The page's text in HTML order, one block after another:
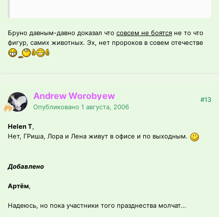
Бруно давным-давно доказал что совсем не боятся не то что
фигур, самих животных. Эх, нет пророков в совем отечестве
Andrew Worobyew
Опубликовано 1 августа, 2006
#13
Helen T,
Нет, ГРиша, Лора и Лена живут в офисе и по выходным.
Добавлено
Артём,
Надеюсь, но пока участники того празднества молчат...